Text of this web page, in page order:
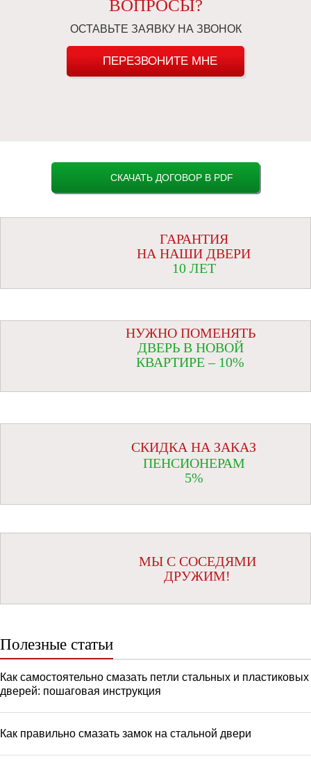
ВОПРОСЫ?
ОСТАВЬТЕ ЗАЯВКУ НА ЗВОНОК
ПЕРЕЗВОНИТЕ МНЕ
СКАЧАТЬ ДОГОВОР В PDF
ГАРАНТИЯ
НА НАШИ ДВЕРИ
10 ЛЕТ
НУЖНО ПОМЕНЯТЬ
ДВЕРЬ В НОВОЙ
КВАРТИРЕ – 10%
СКИДКА НА ЗАКАЗ
ПЕНСИОНЕРАМ
5%
МЫ С СОСЕДЯМИ
ДРУЖИМ!
Полезные статьи
Как самостоятельно смазать петли стальных и пластиковых
дверей: пошаговая инструкция
Как правильно смазать замок на стальной двери